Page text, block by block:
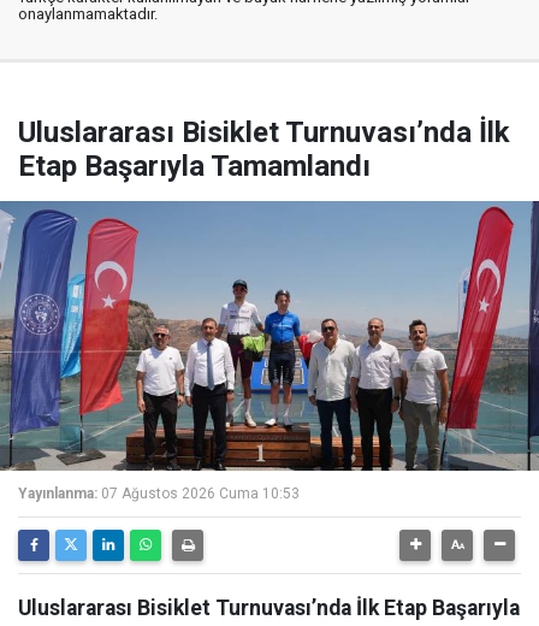
onaylanmamaktadır.
Uluslararası Bisiklet Turnuvası’nda İlk
Etap Başarıyla Tamamlandı
Yayınlanma: 07 Ağustos 2026 Cuma 10:53
Uluslararası Bisiklet Turnuvası’nda İlk Etap Başarıyla